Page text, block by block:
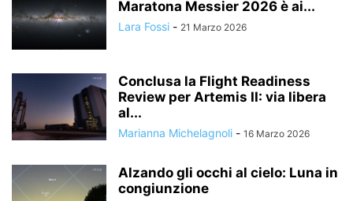
Maratona Messier 2026 è ai...
Lara Fossi - 21 Marzo 2026
Conclusa la Flight Readiness
Review per Artemis II: via libera
al...
Marianna Michelagnoli - 16 Marzo 2026
Alzando gli occhi al cielo: Luna in
congiunzione